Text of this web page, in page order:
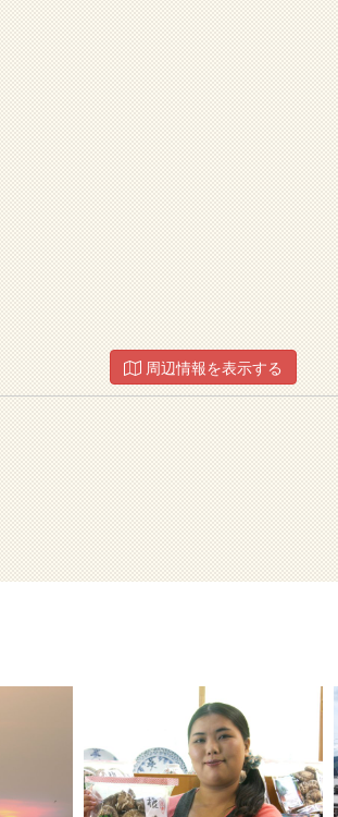
周辺情報を表示する